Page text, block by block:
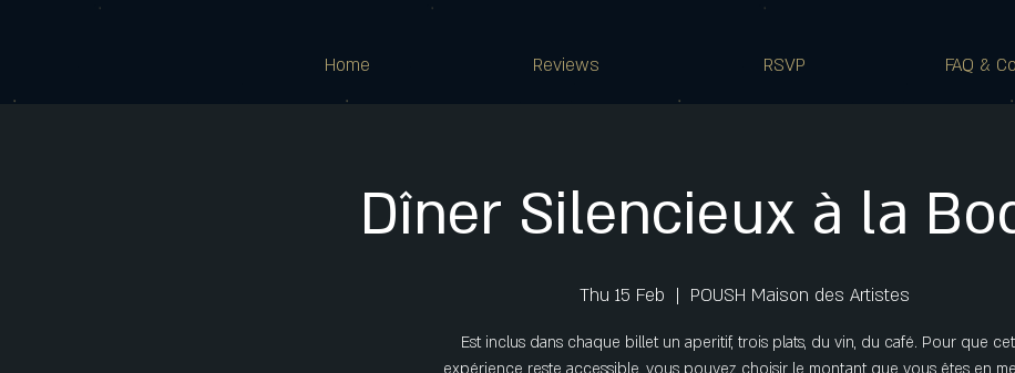
Home Reviews RSVP FAQ &
Dîner Silencieux à la
Thu 15 Feb
  |
POUSH Maison des Artistes
Est inclus dans chaque billet un aperitif, trois plats, du vin, du café. Pour que